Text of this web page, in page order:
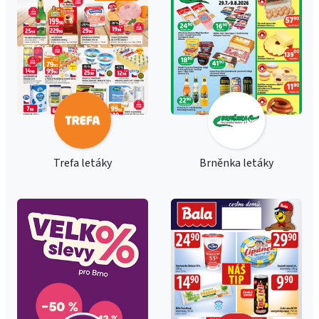
Trefa letáky Brněnka letáky